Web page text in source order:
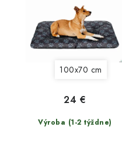
100x70 cm
Výroba (1-2 týždne)
24 €